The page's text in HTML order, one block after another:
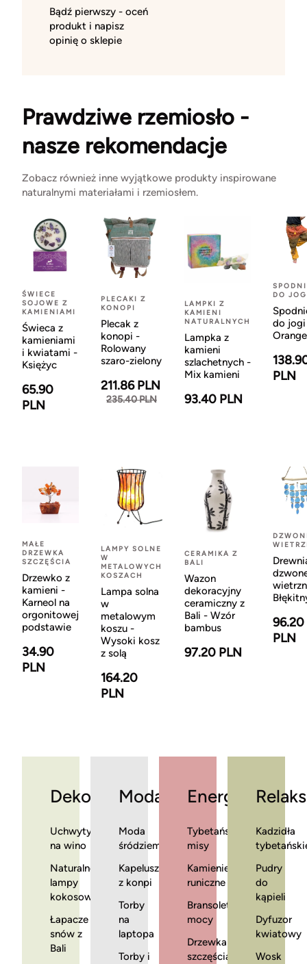
Bądź pierwszy - oceń
produkt i napisz
opinię o sklepie
Prawdziwe rzemiosło -
nasze rekomendacje
Zobacz również inne wyjątkowe produkty inspirowane
naturalnymi materiałami i rzemiosłem.
ŚWIECE
SOJOWE Z
KAMIENIAMI
Świeca z
kamieniami
i kwiatami -
Księżyc
65.90
PLN
PLECAKI Z
KONOPI
Plecak z
konopi -
Rolowany
szaro-zielony
211.86 PLN
235.40 PLN
LAMPKI Z
KAMIENI
NATURALNYCH
Lampka z
kamieni
szlachetnych -
Mix kamieni
93.40 PLN
DO
do
Orange
PLN
MAŁE
DRZEWKA
SZCZĘŚCIA
Drzewko z
kamieni -
Karneol na
orgonitowej
podstawie
34.90
PLN
LAMPY SOLNE
W
METALOWYCH
KOSZACH
Lampa solna
w
metalowym
koszu -
Wysoki kosz
z solą
164.20
PLN
CERAMIKA Z
BALI
Wazon
dekoracyjny
ceramiczny z
Bali - Wzór
bambus
97.20 PLN
96.20
PLN
Dekoracje
Uchwyty
na wino
Naturalne
lampy
kokosowe
Łapacze
snów z
Bali
Moda
Moda
śródziemnomorska
Kapelusze
z konpi
Torby
na
laptopa
Torby i
Energia
Tybetańskie
misy
Kamienie
runiczne
Bransoletki
mocy
Drzewka
szczęścia
Relaks
Kadzidła
Pudry
do
kąpieli
Dyfuzor
kwiatowy
Wosk